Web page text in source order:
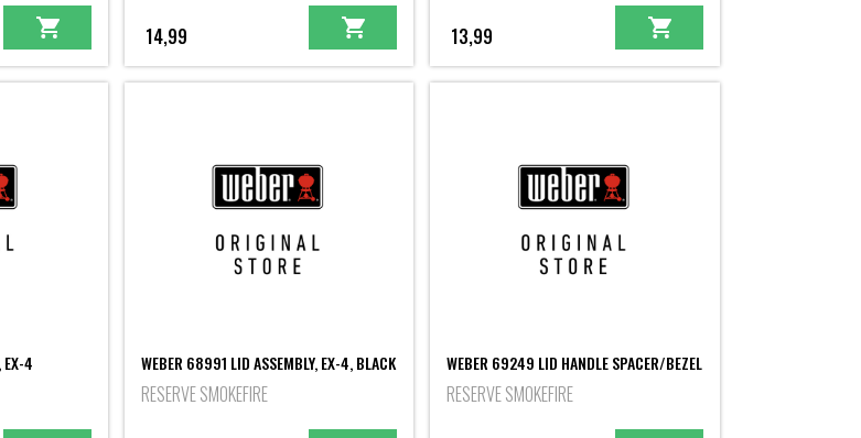
14,99 13,99
4 WEBER 68991 LID ASSEMBLY, EX-4, BLACK
RESERVE SMOKEFIRE
WEBER 69249 LID HANDLE SPACER/BEZEL
RESERVE SMOKEFIRE